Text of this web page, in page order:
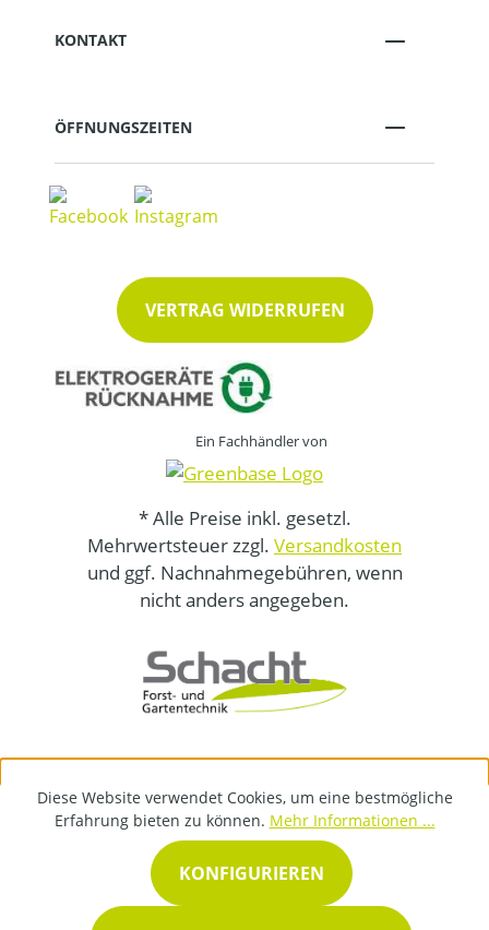
KONTAKT
ÖFFNUNGSZEITEN
VERTRAG WIDERRUFEN
Ein Fachhändler von
* Alle Preise inkl. gesetzl.
Mehrwertsteuer zzgl. Versandkosten
und ggf. Nachnahmegebühren, wenn
nicht anders angegeben.
Diese Website verwendet Cookies, um eine bestmögliche
Erfahrung bieten zu können. Mehr Informationen ...
KONFIGURIEREN